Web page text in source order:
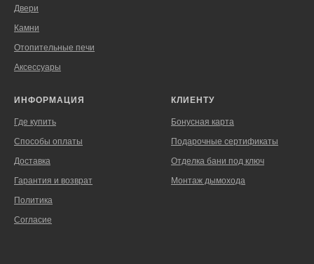
Двери
Камни
Отопительные печи
Аксессуары
ИНФОРМАЦИЯ
Где купить
Способы оплаты
Доставка
Гарантия и возврат
Политика
Согласие
КЛИЕНТУ
Бонусная карта
Подарочные сертификаты
Отделка бани под ключ
Монтаж дымохода